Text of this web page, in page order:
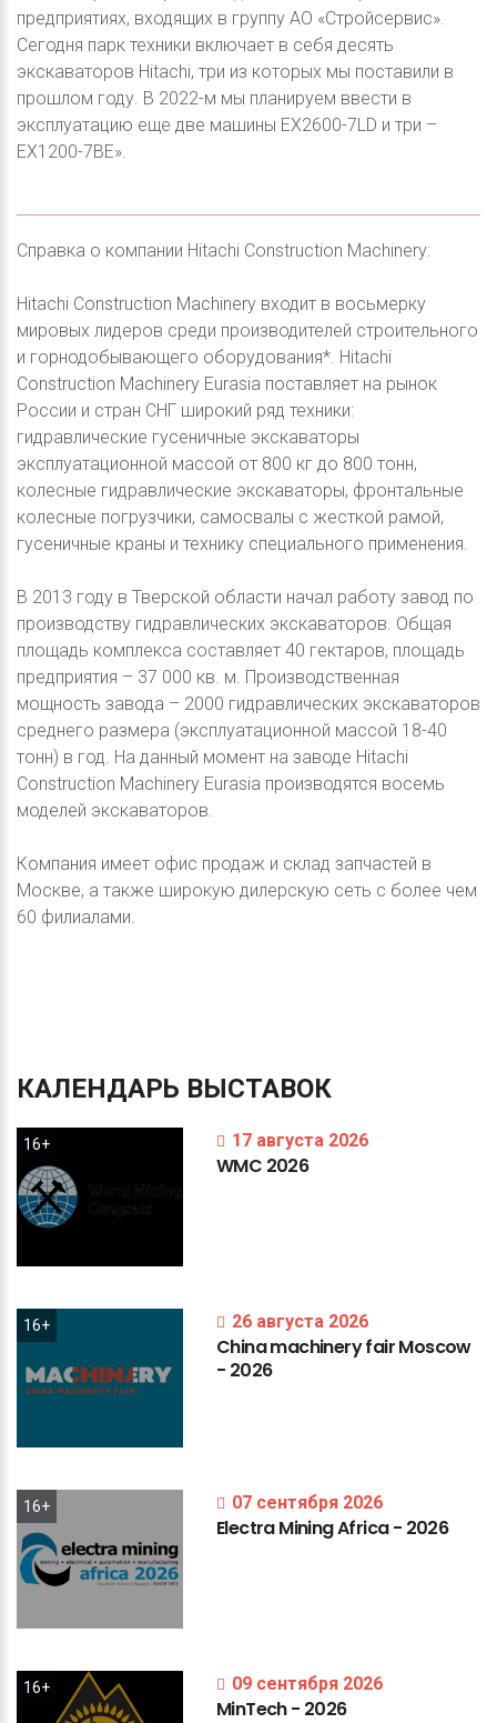
предприятиях, входящих в группу АО «Стройсервис».
Сегодня парк техники включает в себя десять
экскаваторов Hitachi, три из которых мы поставили в
прошлом году. В 2022-м мы планируем ввести в
эксплуатацию еще две машины EX2600-7LD и три –
EX1200-7BE».
Справка о компании Hitachi Construction Machinery:
Hitachi Construction Machinery входит в восьмерку
мировых лидеров среди производителей строительного
и горнодобывающего оборудования*. Hitachi
Construction Machinery Eurasia поставляет на рынок
России и стран СНГ широкий ряд техники:
гидравлические гусеничные экскаваторы
эксплуатационной массой от 800 кг до 800 тонн,
колесные гидравлические экскаваторы, фронтальные
колесные погрузчики, самосвалы с жесткой рамой,
гусеничные краны и технику специального применения.
В 2013 году в Тверской области начал работу завод по
производству гидравлических экскаваторов. Общая
площадь комплекса составляет 40 гектаров, площадь
предприятия – 37 000 кв. м. Производственная
мощность завода – 2000 гидравлических экскаваторов
среднего размера (эксплуатационной массой 18-40
тонн) в год. На данный момент на заводе Hitachi
Construction Machinery Eurasia производятся восемь
моделей экскаваторов.
Компания имеет офис продаж и склад запчастей в
Москве, а также широкую дилерскую сеть с более чем
60 филиалами.
КАЛЕНДАРЬ ВЫСТАВОК
16+ 17 августа 2026
WMC 2026
16+ 26 августа 2026
ChinamachineryfairMoscow
- 2026
16+ 07 сентября 2026
ElectraMiningAfrica- 2026
16+ 09 сентября 2026
MinTech- 2026